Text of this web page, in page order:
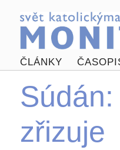
ČLÁNKY
zřizuje